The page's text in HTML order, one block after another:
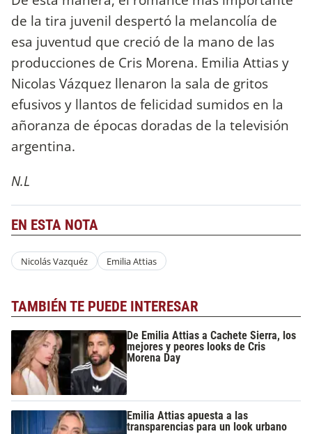
de la tira juvenil despertó la melancolía de
esa juventud que creció de la mano de las
producciones de Cris Morena. Emilia Attias y
Nicolas Vázquez llenaron la sala de gritos
efusivos y llantos de felicidad sumidos en la
añoranza de épocas doradas de la televisión
argentina.
N.L
EN ESTA NOTA
Nicolás Vazquéz Emilia Attias
TAMBIÉN TE PUEDE INTERESAR
De Emilia Attias a Cachete Sierra, los
mejores y peores looks de Cris
Morena Day
Emilia Attias apuesta a las
transparencias para un look urbano